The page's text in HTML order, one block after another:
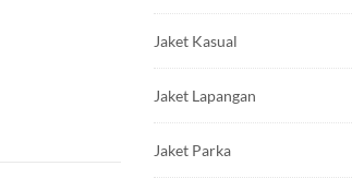
Jaket Kasual
Jaket Lapangan
Jaket Parka